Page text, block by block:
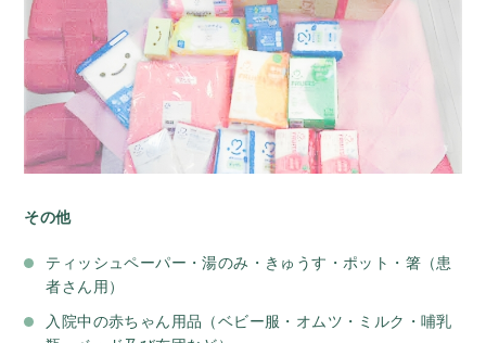
その他
ティッシュペーパー・湯のみ・きゅうす・ポット・箸（患
者さん用）
入院中の赤ちゃん用品（ベビー服・オムツ・ミルク・哺乳